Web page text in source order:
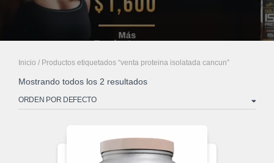
Inicio / Productos etiquetados “venta proteina isolatada cancun”
Mostrando todos los 2 resultados